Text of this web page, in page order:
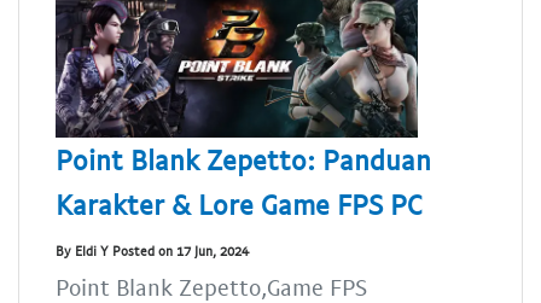
Point Blank Zepetto: Panduan
Karakter & Lore Game FPS PC
By Eldi Y Posted on 17 Jun, 2024
Point Blank Zepetto,Game FPS